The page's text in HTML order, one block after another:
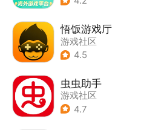
悟饭游戏厅
游戏社区
4.5
虫虫助手
游戏社区
4.7